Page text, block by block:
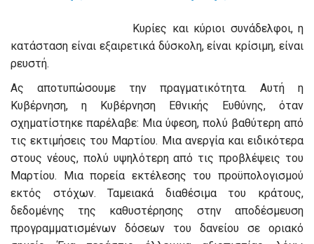
Κυρίες και κύριοι συνάδελφοι, η
κατάσταση είναι εξαιρετικά δύσκολη, είναι κρίσιμη, είναι
ρευστή.
Ας αποτυπώσουμε την πραγματικότητα. Αυτή η
Κυβέρνηση, η Κυβέρνηση Εθνικής Ευθύνης, όταν
σχηματίστηκε παρέλαβε: Μια ύφεση, πολύ βαθύτερη από
τις εκτιμήσεις του Μαρτίου. Μια ανεργία και ειδικότερα
στους νέους, πολύ υψηλότερη από τις προβλέψεις του
Μαρτίου. Μια πορεία εκτέλεσης του προϋπολογισμού
εκτός στόχων. Ταμειακά διαθέσιμα του κράτους,
δεδομένης της καθυστέρησης στην αποδέσμευση
προγραμματισμένων δόσεων του δανείου σε οριακό